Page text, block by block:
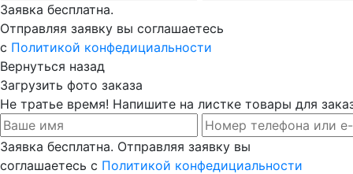
Заявка бесплатна.
Отправляя заявку вы соглашаетесь
с Политикой конфедициальности
Вернуться назад
Загрузить фото заказа
Не тратье время! Напишите на листке товары для
Заявка бесплатна. Отправляя заявку вы
соглашаетесь с Политикой конфедициальности